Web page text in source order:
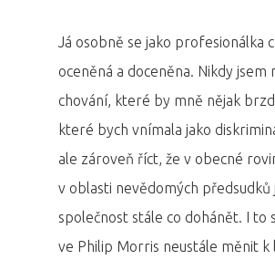
Já osobně se jako profesionálka
oceněná a doceněna. Nikdy jsem
chování, které by mně nějak
které bych vnímala jako
ale zároveň říct, že v obecné
v oblasti nevědomých předsudků
společnost stále co dohánět. I to
ve Philip Morris neustále měnit k